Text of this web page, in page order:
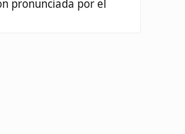
pronunciada por el